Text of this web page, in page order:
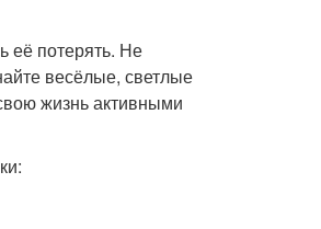
её потерять. Не
весёлые, светлые
жизнь активными